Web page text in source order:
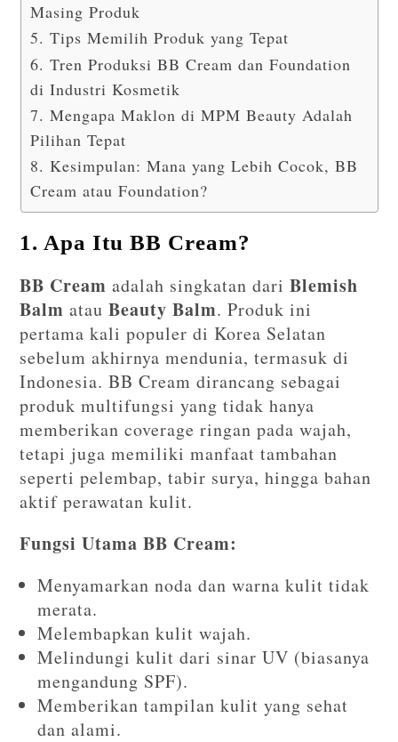
Masing Produk
5. Tips Memilih Produk yang Tepat
6. Tren Produksi BB Cream dan Foundation
di Industri Kosmetik
7. Mengapa Maklon di MPM Beauty Adalah
Pilihan Tepat
8. Kesimpulan: Mana yang Lebih Cocok, BB
Cream atau Foundation?
1. Apa Itu BB Cream?
BB Cream adalah singkatan dariBlemish
Balm atauBeauty Balm. Produk ini
pertama kali populer di Korea Selatan
sebelum akhirnya mendunia, termasuk di
Indonesia. BB Cream dirancang sebagai
produk multifungsi yang tidak hanya
memberikan coverage ringan pada wajah,
tetapi juga memiliki manfaat tambahan
seperti pelembap, tabir surya, hingga bahan
aktif perawatan kulit.
Fungsi Utama BB Cream:
Menyamarkan noda dan warna kulit tidak
merata.
Melembapkan kulit wajah.
Melindungi kulit dari sinar UV (biasanya
mengandung SPF).
Memberikan tampilan kulit yang sehat
dan alami.